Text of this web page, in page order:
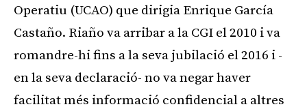
Operatiu (UCAO) que dirigia Enrique García
Castaño. Riaño va arribar a la CGI el 2010 i va
romandre-hi fins a la seva jubilació el 2016 i -
en la seva declaració- no va negar haver
facilitat més informació confidencial a altres